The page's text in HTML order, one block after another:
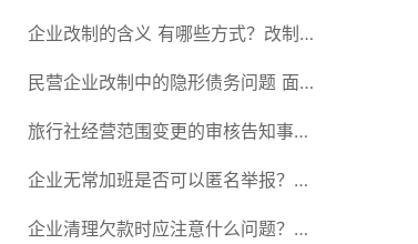
企业改制的含义 有哪些方式？改制
后国企员工属于什么性质？
民营企业改制中的隐形债务问题 面
对隐形债务问题应该如何解决？
旅行社经营范围变更的审核告知事项
旅游业的发展现状和趋势
企业无常加班是否可以匿名举报？强
制加班公司没有加班费怎么办？
企业清理欠款时应注意什么问题？企